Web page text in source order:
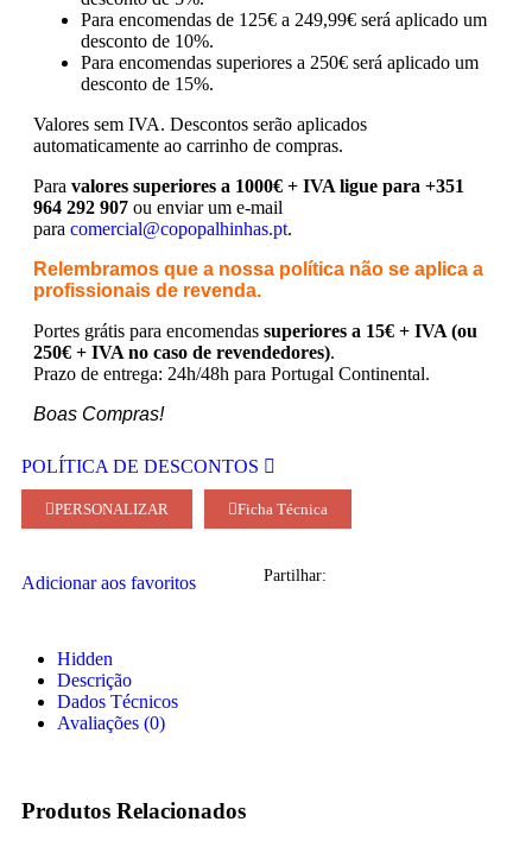
Para encomendas de 125€ a 249,99€ será aplicado um
desconto de 10%.
Para encomendas superiores a 250€ será aplicado um
desconto de 15%.
Valores sem IVA. Descontos serão aplicados
automaticamente ao carrinho de compras.
Para valores superiores a 1000€ + IVA ligue para +351
964 292 907 ou enviar um e-mail
para comercial@copopalhinhas.pt.
Relembramos que a nossa política não se aplica a
profissionais de revenda.
Portes grátis para encomendas superiores a 15€ + IVA (ou
250€ + IVA no caso de revendedores).
Prazo de entrega: 24h/48h para Portugal Continental.
Boas Compras!
POLÍTICA DE DESCONTOS
PERSONALIZAR Ficha Técnica
Adicionar aos favoritos Partilhar:
Hidden
Descrição
Dados Técnicos
Avaliações (0)
Produtos Relacionados